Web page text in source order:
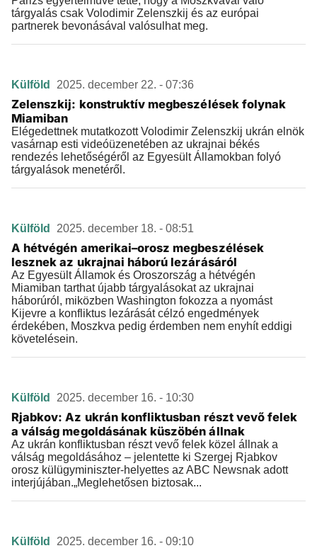
tárgyalás csak Volodimir Zelenszkij és az európai
partnerek bevonásával valósulhat meg.
Külföld 2025. december 22. - 07:36
Zelenszkij: konstruktív megbeszélések folynak
Miamiban
Elégedettnek mutatkozott Volodimir Zelenszkij ukrán elnök
vasárnap esti videóüzenetében az ukrajnai békés
rendezés lehetőségéről az Egyesült Államokban folyó
tárgyalások menetéről.
Külföld 2025. december 18. - 08:51
A hétvégén amerikai–orosz megbeszélések
lesznek az ukrajnai háború lezárásáról
Az Egyesült Államok és Oroszország a hétvégén
Miamiban tarthat újabb tárgyalásokat az ukrajnai
háborúról, miközben Washington fokozza a nyomást
Kijevre a konfliktus lezárását célzó engedmények
érdekében, Moszkva pedig érdemben nem enyhít eddigi
követelésein.
Külföld 2025. december 16. - 10:30
Rjabkov: Az ukrán konfliktusban részt vevő felek
a válság megoldásának küszöbén állnak
Az ukrán konfliktusban részt vevő felek közel állnak a
válság megoldásához – jelentette ki Szergej Rjabkov
orosz külügyminiszter-helyettes az ABC Newsnak adott
interjújában.„Meglehetősen biztosak...
Külföld 2025. december 16. - 09:10